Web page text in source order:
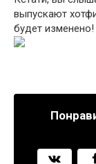
выпускают
будет изменено!